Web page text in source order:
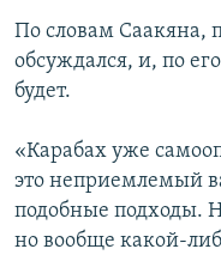
По словам Саакяна,
обсуждался, и, по
будет.
«Карабах уже
это неприемлемый
подобные подходы.
но вообще какой-